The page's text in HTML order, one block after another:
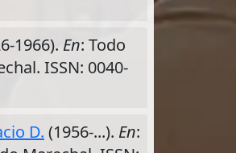
1966). En: Todo
ISSN: 0040-
D. (1956-...). En: